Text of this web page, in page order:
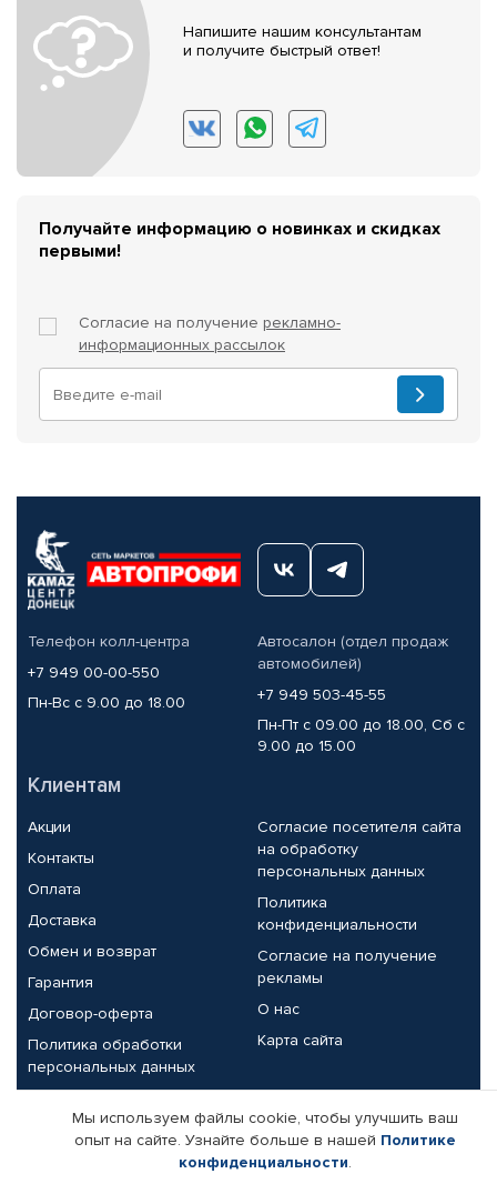
Напишите нашим консультантам
и получите быстрый ответ!
Получайте информацию о новинках и скидках
первыми!
Согласие на получение рекламно-
информационных рассылок
Телефон колл-центра
+7 949 00-00-550
Пн-Вс с 9.00 до 18.00
Автосалон (отдел продаж
автомобилей)
+7 949 503-45-55
Пн-Пт с 09.00 до 18.00, Сб с
9.00 до 15.00
Клиентам
Акции
Контакты
Оплата
Доставка
Обмен и возврат
Гарантия
Договор-оферта
Политика обработки
персональных данных
Согласие посетителя сайта
на обработку
персональных данных
Политика
конфиденциальности
Согласие на получение
рекламы
О нас
Карта сайта
Партнерам
Корпоративным клиентам
Реквизиты компании
Мы используем файлы cookie, чтобы улучшить ваш
опыт на сайте. Узнайте больше в нашей Политике
конфиденциальности.